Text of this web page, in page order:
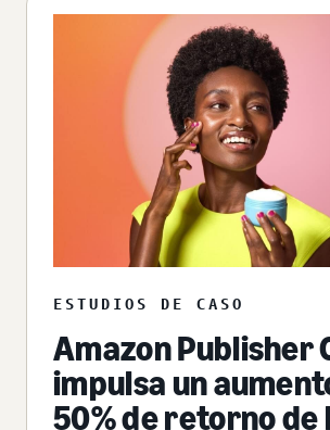
ESTUDIOS DE CASO
Amazon Publisher
impulsa un
50% de retorno de